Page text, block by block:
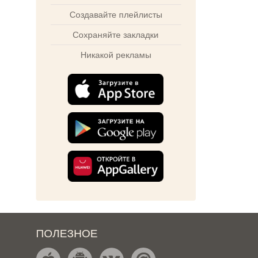
Создавайте плейлисты
Сохраняйте закладки
Никакой рекламы
ПОЛЕЗНОЕ